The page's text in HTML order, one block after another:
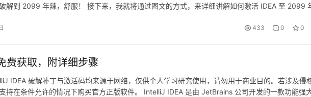
解到 2099 年辣，舒服！ 接下来，我就将通过图文的方式，来详细讲解如何激活 IDEA 至 2099
433 0 0
费获取，附详细步骤
IDEA 破解补丁与激活码均来源于网络，仅供个人学习研究使用，请勿用于商业目的。若涉及侵
持在条件允许的情况下购买官方正版软件。 IntelliJ IDEA 是由 JetBrains 公司开发的一款功能强